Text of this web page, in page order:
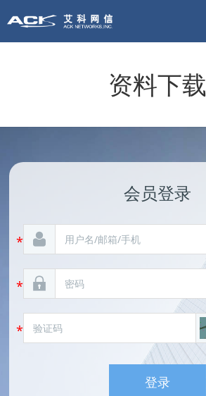
资料下载
会员登录
登录